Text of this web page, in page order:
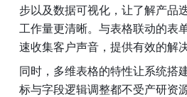
步以及数据可视化，让了解产品
工作量更清晰。与表格联动的表
速收集客户声音，提供有效的解决
同时，多维表格的特性让系统搭
标与字段逻辑调整都不受产研资